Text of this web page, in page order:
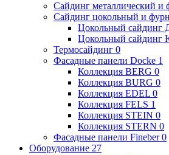
Сайдинг металлический и
Сайдинг цокольный и
Цокольный сайдинг
Цокольный сайдинг
Термосайдинг 0
Фасадные панели Docke 1
Коллекция BERG 0
Коллекция BURG 0
Коллекция EDEL 0
Коллекция FELS 1
Коллекция STEIN 0
Коллекция STERN 0
Фасадные панели Fineber0
Оборудование 27